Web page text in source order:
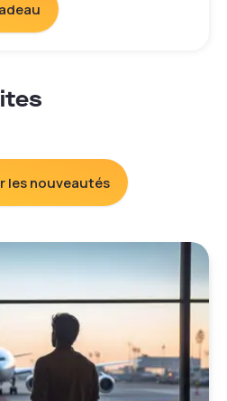
les nouveautés